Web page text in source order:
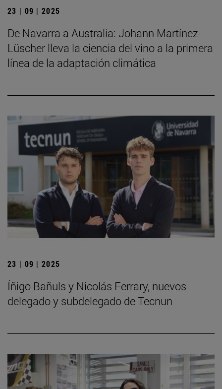
23 | 09 | 2025
De Navarra a Australia: Johann Martínez-
Lüscher lleva la ciencia del vino a la primera
línea de la adaptación climática
23 | 09 | 2025
Íñigo Bañuls y Nicolás Ferrary, nuevos
delegado y subdelegado de Tecnun